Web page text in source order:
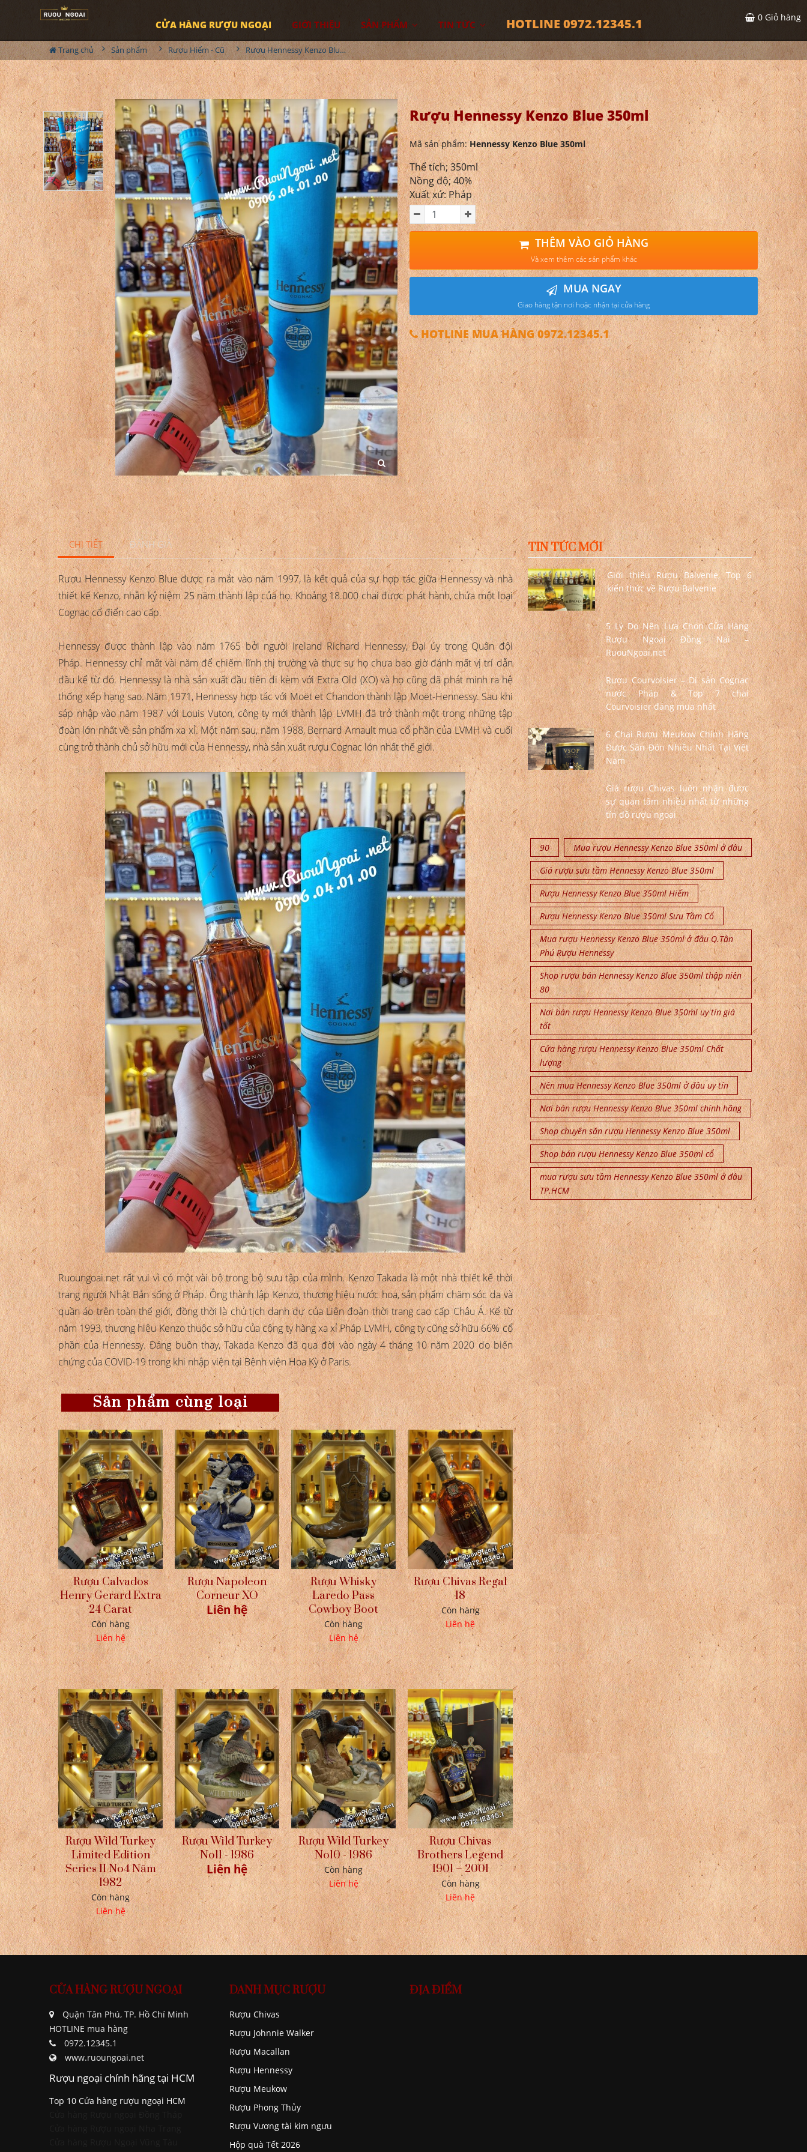
CỬA HÀNG RƯỢU NGOẠI GIỚI THIỆU SẢN PHẨM TIN TỨC HOTLINE 0972.12345.1 0 Giỏ hàng
Trang chủ Sản phẩm Rượu Hiếm - Cũ Rượu Hennessy Kenzo Blue 350ml
Rượu Hennessy Kenzo Blue 350ml
Mã sản phẩm:Hennessy Kenzo Blue 350ml
Thể tích; 350ml
Nồng độ; 40%
Xuất xứ: Pháp
THÊM VÀO GIỎ HÀNG
Và xem thêm các sản phẩm khác
MUA NGAY
Giao hàng tận nơi hoặc nhận tại cửa hàng
HOTLINE MUA HÀNG 0972.12345.1
CHI TIẾT ĐÁNH GIÁ
Rượu Hennessy Kenzo Blue được ra mắt vào năm 1997, là kết quả của sự hợp tác giữa Hennessy và nhà
thiết kế Kenzo, nhân kỷ niệm 25 năm thành lập của họ. Khoảng 18.000 chai được phát hành, chứa một loại
Cognac cổ điển cao cấp.
Hennessy được thành lập vào năm 1765 bởi người Ireland Richard Hennessy, Đại úy trong Quân đội
Pháp. Hennessy chỉ mất vài năm để chiếm lĩnh thị trường và thực sự họ chưa bao giờ đánh mất vị trí dẫn
đầu kể từ đó. Hennessy là nhà sản xuất đầu tiên đi kèm với Extra Old (XO) và họ cũng đã phát minh ra hệ
thống xếp hạng sao. Năm 1971, Hennessy hợp tác với Moët et Chandon thành lập Moët-Hennessy. Sau khi
sáp nhập vào năm 1987 với Louis Vuton, công ty mới thành lập LVMH đã trở thành một trong những tập
đoàn lớn nhất về sản phẩm xa xỉ. Một năm sau, năm 1988, Bernard Arnault mua cổ phần của LVMH và cuối
cùng trở thành chủ sở hữu mới của Hennessy, nhà sản xuất rượu Cognac lớn nhất thế giới.
Ruoungoai.net rất vui vì có một vài bộ trong bộ sưu tập của mình. Kenzo Takada là một nhà thiết kế thời
trang người Nhật Bản sống ở Pháp. Ông thành lập Kenzo, thương hiệu nước hoa, sản phẩm chăm sóc da và
quần áo trên toàn thế giới, đồng thời là chủ tịch danh dự của Liên đoàn thời trang cao cấp Châu Á. Kể từ
năm 1993, thương hiệu Kenzo thuộc sở hữu của công ty hàng xa xỉ Pháp LVMH, công ty cũng sở hữu 66% cổ
phần của Hennessy. Đáng buồn thay, Takada Kenzo đã qua đời vào ngày 4 tháng 10 năm 2020 do biến
chứng của COVID-19 trong khi nhập viện tại Bệnh viện Hoa Kỳ ở Paris.
Sản phẩm cùng loại
Rượu Calvados
Henry Gerard Extra
24 Carat
Còn hàng
Liên hệ
Rượu Napoleon
Corneur XO
Liên hệ
Rượu Whisky
Laredo Pass
Cowboy Boot
Còn hàng
Liên hệ
Rượu Chivas Regal
18
Còn hàng
Liên hệ
Rượu Wild Turkey
Limited Edition
Series II No4 Năm
1982
Còn hàng
Liên hệ
Rượu Wild Turkey
No11 - 1986
Liên hệ
Rượu Wild Turkey
No10 - 1986
Còn hàng
Liên hệ
Rượu Chivas
Brothers Legend
1901 – 2001
Còn hàng
Liên hệ
TIN TỨC MỚI
Giới thiệu Rượu Balvenie, Top 6
kiến thức về Rượu Balvenie
5 Lý Do Nên Lựa Chọn Cửa Hàng
Rượu Ngoại Đồng Nai –
RuouNgoai.net
Rượu Courvoisier – Di sản Cognac
nước Pháp & Top 7 chai
Courvoisier đáng mua nhất
6 Chai Rượu Meukow Chính Hãng
Được Săn Đón Nhiều Nhất Tại Việt
Nam
Giá rượu Chivas luôn nhận được
sự quan tâm nhiều nhất từ những
tín đồ rượu ngoại
90
Mua rượu Hennessy Kenzo Blue 350ml ở đâu
Giá rượu sưu tầm Hennessy Kenzo Blue 350ml
Rượu Hennessy Kenzo Blue 350ml Hiếm
Rượu Hennessy Kenzo Blue 350ml Sưu Tầm Cổ
Mua rượu Hennessy Kenzo Blue 350ml ở đâu Q.Tân
Phú Rượu Hennessy
Shop rượu bán Hennessy Kenzo Blue 350ml thập niên
80
Nơi bán rượu Hennessy Kenzo Blue 350ml uy tín giá
tốt
Cửa hàng rượu Hennessy Kenzo Blue 350ml Chất
lượng
Nên mua Hennessy Kenzo Blue 350ml ở đâu uy tín
Nơi bán rượu Hennessy Kenzo Blue 350ml chính hãng
Shop chuyên săn rượu Hennessy Kenzo Blue 350ml
Shop bán rượu Hennessy Kenzo Blue 350ml cổ
mua rượu sưu tầm Hennessy Kenzo Blue 350ml ở đâu
TP.HCM
CỬA HÀNG RƯỢU NGOẠI
Quận Tân Phú, TP. Hồ Chí Minh
HOTLINE mua hàng
0972.12345.1
www.ruoungoai.net
Rượu ngoại chính hãng tại HCM
Top 10 Cửa hàng rượu ngoại HCM
DANH MỤC RƯỢU
Rượu Chivas
Rượu Johnnie Walker
Rượu Macallan
Rượu Hennessy
Rượu Meukow
Rượu Phong Thủy
Rượu Vương tài kim ngưu
Hộp quà Tết 2026
ĐỊA ĐIỂM